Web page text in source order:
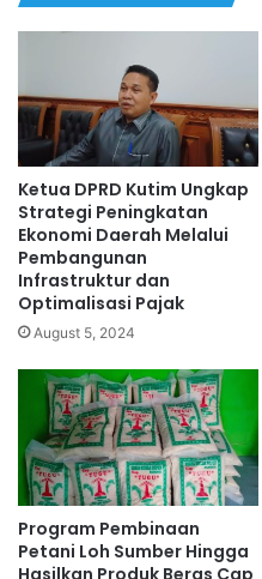
Ketua DPRD Kutim Ungkap
Strategi Peningkatan
Ekonomi Daerah Melalui
Pembangunan
Infrastruktur dan
Optimalisasi Pajak
August 5, 2024
Program Pembinaan
Petani Loh Sumber Hingga
Hasilkan Produk Beras Cap